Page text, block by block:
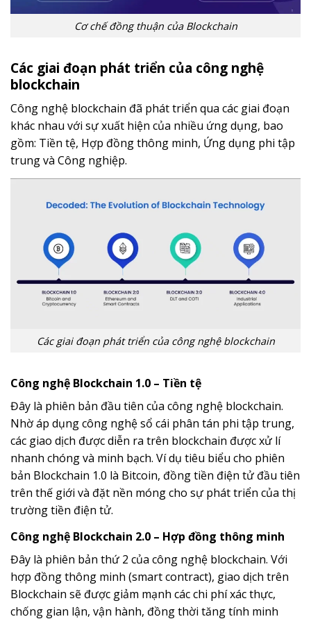
Cơ chế đồng thuận của Blockchain
Các giai đoạn phát triển của công nghệ
blockchain
Công nghệ blockchain đã phát triển qua các giai đoạn
khác nhau với sự xuất hiện của nhiều ứng dụng, bao
gồm: Tiền tệ, Hợp đồng thông minh, Ứng dụng phi tập
trung và Công nghiệp.
Các giai đoạn phát triển của công nghệ blockchain
Công nghệ Blockchain 1.0 – Tiền tệ
Đây là phiên bản đầu tiên của công nghệ blockchain.
Nhờ áp dụng công nghệ sổ cái phân tán phi tập trung,
các giao dịch được diễn ra trên blockchain được xử lí
nhanh chóng và minh bạch. Ví dụ tiêu biểu cho phiên
bản Blockchain 1.0 là Bitcoin, đồng tiền điện tử đầu tiên
trên thế giới và đặt nền móng cho sự phát triển của thị
trường tiền điện tử.
Công nghệ Blockchain 2.0 – Hợp đồng thông minh
Đây là phiên bản thứ 2 của công nghệ blockchain. Với
hợp đồng thông minh (smart contract), giao dịch trên
Blockchain sẽ được giảm mạnh các chi phí xác thực,
chống gian lận, vận hành, đồng thời tăng tính minh